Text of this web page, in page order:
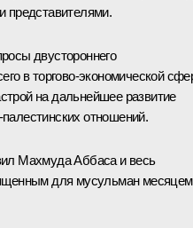
представителями.
двустороннего
в торгово-экономической
на дальнейшее развитие
отношений.
Махмуда Аббасаи весь
для мусульман месяцем